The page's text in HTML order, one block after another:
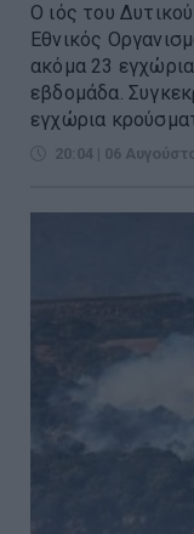
Ο ιός του
Εθνικός
ακόμα 23
εβδομάδα.
εγχώρια
20:04 | 06